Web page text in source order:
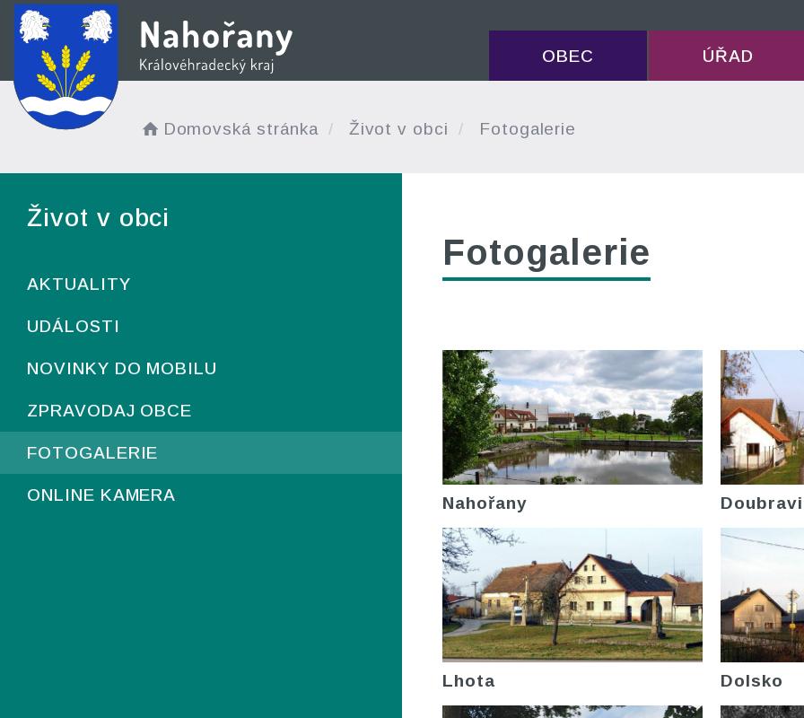
OBEC ÚŘAD
Domovská stránka Život v obci Fotogalerie
Život v obci
AKTUALITY
UDÁLOSTI
NOVINKY DO MOBILU
ZPRAVODAJ OBCE
FOTOGALERIE
ONLINE KAMERA
Fotogalerie
Nahořany
Lhota Dolsko